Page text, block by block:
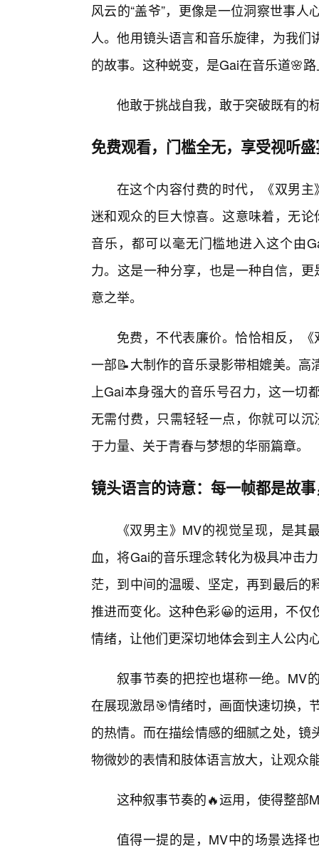
风云的“盖爷”，更像是一位洞察世事
人。他用镜头语言和音乐旋律，为我
的故事。这种蜕变，是Gai在音乐道🌸
他敢于挑战自我，敢于突破既有的
免费观看，门槛全无，享受视听
在这个内容付费的时代，《双男
迷和观众的巨大惊喜。这意味着，无
音乐，都可以毫无门槛地进入这个由
力。这是一种分享，也是一种自信，
意之举。
免费，不代表廉价。恰恰相反，
一部📝大制作的音乐录影带相媲美。
上Gai本身强大的音乐号召力，这一切
无需付费，只需轻轻一点，你就可以
于力量、关于青春与梦想的华丽篇章。
镜头语言的诗意：每一帧都是故
《双男主》MV的视觉呈现，是其
血，将Gai的音乐理念转化为极具冲击
茫，到中间的温暖、坚定，再到最后
推进而变化。这种色彩😀的运用，不
情绪，让他们更深切地体会到主人公内
叙事节奏的把控也堪称一绝。MV
在展现激昂🎯情绪时，画面快速切换，
的热情。而在描绘情感的细腻之处，
物微妙的表情和肢体语言放大，让观众
这种叙事节奏的🔥运用，使得整部
值得一提的是，MV中的场景选择